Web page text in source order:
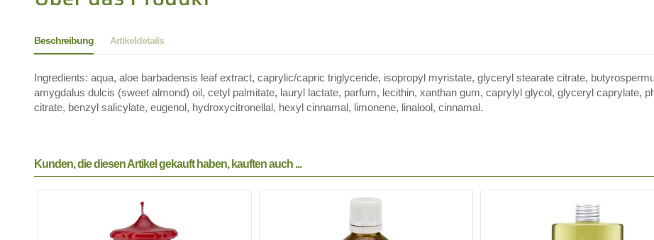
Beschreibung Artikeldetails
Ingredients: aqua, aloe barbadensis leaf extract, caprylic/capric triglyceride, isopropyl myristate, glyceryl stearate citrate,
amygdalus dulcis (sweet almond) oil, cetyl palmitate, lauryl lactate, parfum, lecithin, xanthan gum, caprylyl glycol, glyceryl caprylate,
citrate, benzyl salicylate, eugenol, hydroxycitronellal, hexyl cinnamal, limonene, linalool, cinnamal.
Kunden, die diesen Artikel gekauft haben, kauften auch ...